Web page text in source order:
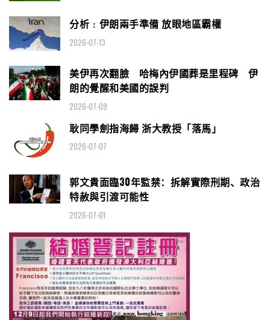
分析﹕伊朗兩手準備 放眼地區霸權
2026-07-13
美伊再次翻臉 哈梅內伊國葬是里程碑 伊
朗的覺醒和美國的誤判
2026-07-09
耿同學劍指海歸 浙大教授「落馬」
2026-07-07
郭文貴面臨30年監禁：拆解實際刑期、政治
特赦與引渡可能性
2026-07-01